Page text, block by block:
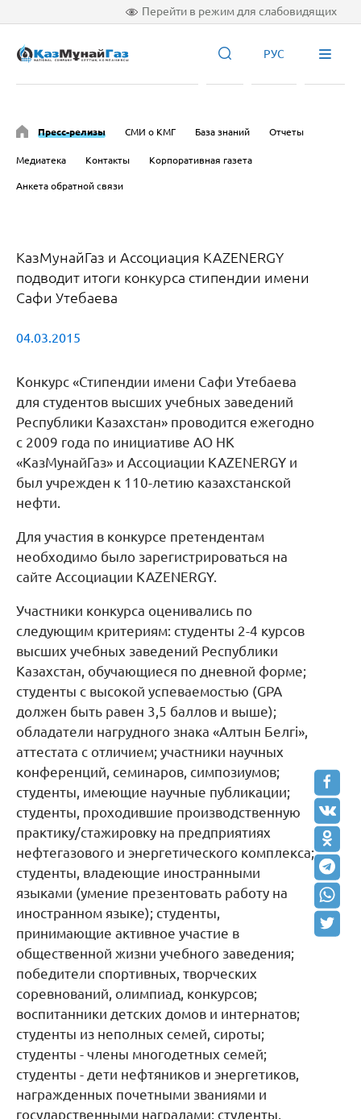
Перейти в режим для слабовидящих
РУС
Пресс-релизы СМИ о КМГ База знаний Отчеты
Медиатека Контакты Корпоративная газета
Анкета обратной связи
КазМунайГаз и Ассоциация KAZENERGY
подводит итоги конкурса стипендии имени
Сафи Утебаева
04.03.2015
Конкурс «Стипендии имени Сафи Утебаева
для студентов высших учебных заведений
Республики Казахстан» проводится ежегодно
с 2009 года по инициативе АО НК
«КазМунайГаз» и Ассоциации KAZENERGY и
был учрежден к 110-летию казахстанской
нефти.
Для участия в конкурсе претендентам
необходимо было зарегистрироваться на
сайте Ассоциации KAZENERGY.
Участники конкурса оценивались по
следующим критериям: студенты 2-4 курсов
высших учебных заведений Республики
Казахстан, обучающиеся по дневной форме;
студенты с высокой успеваемостью (GPA
должен быть равен 3,5 баллов и выше);
обладатели нагрудного знака «Алтын Белгі»,
аттестата с отличием; участники научных
конференций, семинаров, симпозиумов;
студенты, имеющие научные публикации;
студенты, проходившие производственную
практику/стажировку на предприятиях
нефтегазового и энергетического комплекса;
студенты, владеющие иностранными
языками (умение презентовать работу на
иностранном языке); студенты,
принимающие активное участие в
общественной жизни учебного заведения;
победители спортивных, творческих
соревнований, олимпиад, конкурсов;
воспитанники детских домов и интернатов;
студенты из неполных семей, сироты;
студенты - члены многодетных семей;
студенты - дети нефтяников и энергетиков,
награжденных почетными званиями и
государственными наградами; студенты,